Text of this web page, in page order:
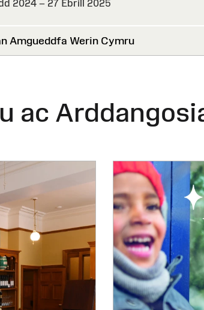
2024 – 27 Ebrill 2025
Amgueddfa Werin Cymru
ac